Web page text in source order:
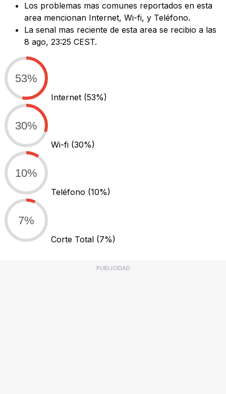
Los problemas mas comunes reportados en esta
area mencionan Internet, Wi-fi, y Teléfono.
La senal mas reciente de esta area se recibio a las
8 ago, 23:25 CEST.
53%
Internet (53%)
30%
Wi-fi (30%)
10%
Teléfono (10%)
7%
Corte Total (7%)
PUBLICIDAD